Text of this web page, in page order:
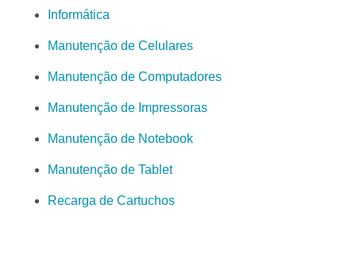
Informática
Manutenção de Celulares
Manutenção de Computadores
Manutenção de Impressoras
Manutenção de Notebook
Manutenção de Tablet
Recarga de Cartuchos